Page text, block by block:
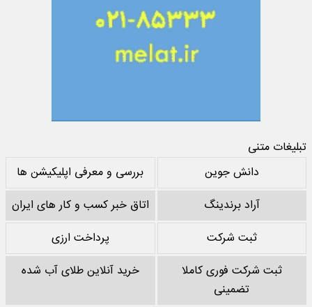
تبلیغات متنی
دانش جوین
بررسی و معرفی اپلیکیشن ها
آراد برندینگ
اتاق خبر کسب و کار های ایران
ثبت شرکت
پرداخت ارزی
ثبت شرکت فوری کاملا
تضمینی
خرید آنلاین طلای آب شده